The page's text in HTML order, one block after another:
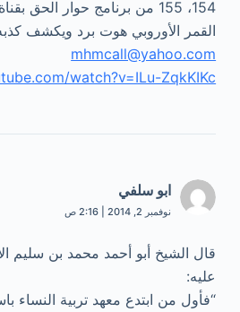
154، 155 من برنامج حوار الحق
القمر الأوروبي هوت برد ويكشف
mhmcall@yahoo.com
watch?v=ILu-ZqkKIKc
ابو سلفي
نوفمبر 2, 2014 | 2:16 ص
قال الشيخ أبو أحمد محمد بن سليم
عليه:
“فأول من ابتدع معهد تربية النساء